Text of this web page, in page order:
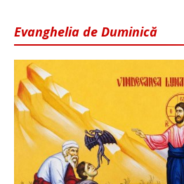
Evanghelia de Duminică